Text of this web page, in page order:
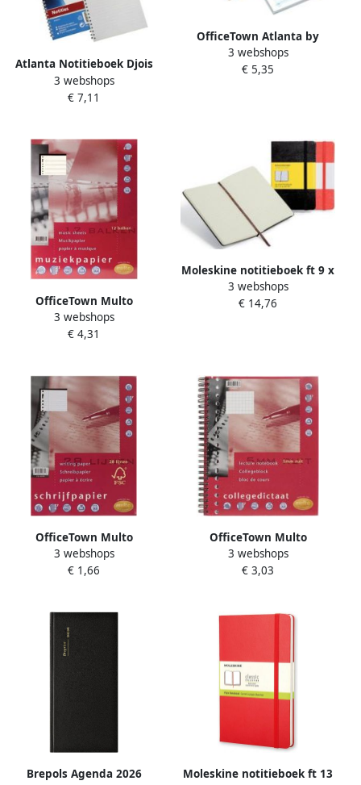
Atlanta Notitieboek Djois
enkelvoudig 330x135mm
100 bladzijdes blauw
3 webshops
€ 7,11
OfficeTown Atlanta by
Jalema rekeningblokken ft
A5 zelfkopiërend
3 webshops
€ 5,35
OfficeTown Multo
muziekpapier voor ft A4 23-
gaatsperforatie
3 webshops
€ 4,31
Moleskine notitieboek ft 9 x
14 cm geruit harde cover
192 bladzijden zwart
3 webshops
€ 14,76
OfficeTown Multo
ringbandinterieur voor ft
A5 28 lijnen met kantlijn
3 webshops
€ 1,66
OfficeTown Multo
collegedictaat ft 16 5 x 21
cm geruit 5 mm 17-
3 webshops
€ 3,03
Brepols Agenda 2026
Moleskine notitieboek ft 13